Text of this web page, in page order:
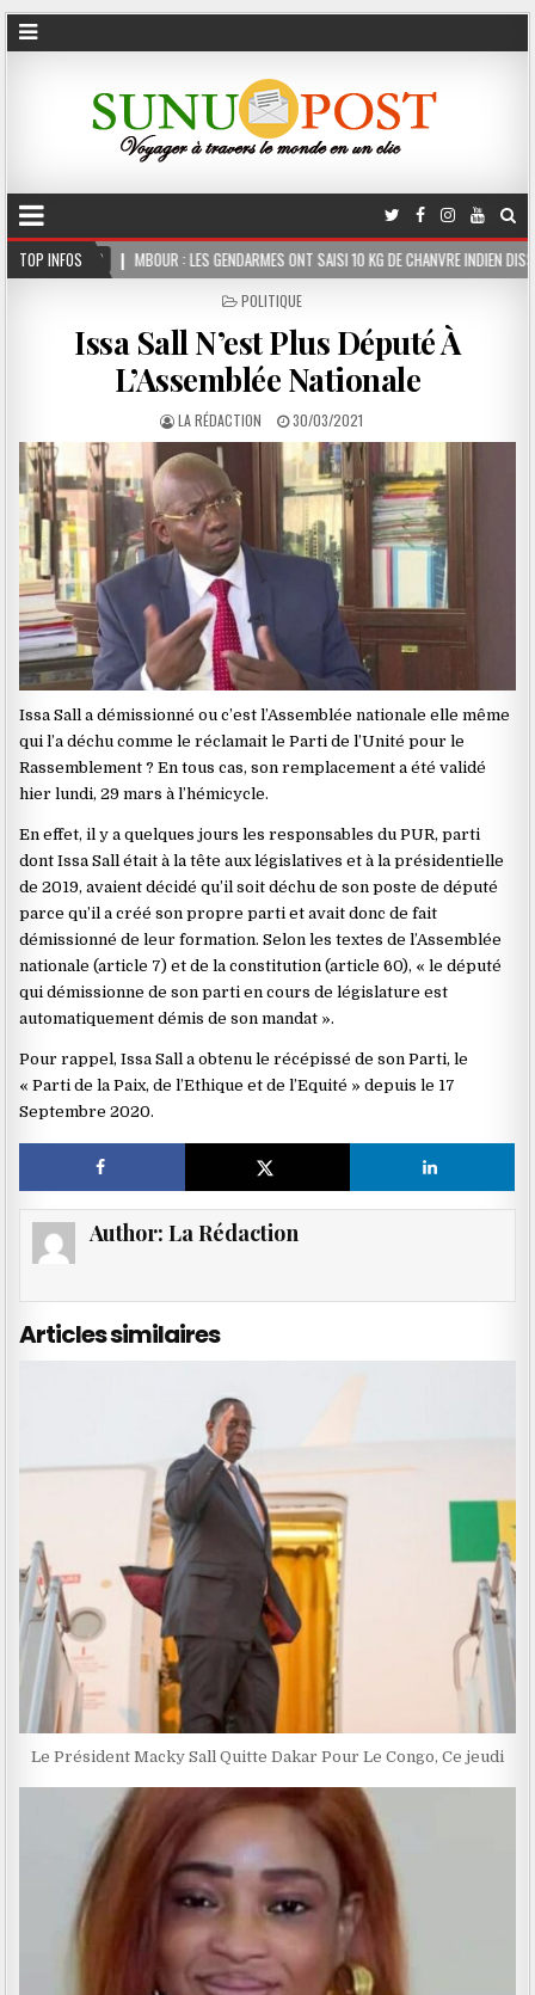
TOP INFOS
: LES GENDARMES ONT SAISI 10 KG DE CHANVRE INDIEN DISSIMULÉS DANS LE
POSTED
POLITIQUE
Issa Sall N’est Plus Député À
L’Assemblée Nationale
LA RÉDACTION 30/03/2021
Issa Sall a démissionné ou c’est l’Assemblée nationale elle même
qui l’a déchu comme le réclamait le Parti de l’Unité pour le
Rassemblement ? En tous cas, son remplacement a été validé
hier lundi, 29 mars à l’hémicycle.
En effet, il y a quelques jours les responsables du PUR, parti
dont Issa Sall était à la tête aux législatives et à la présidentielle
de 2019, avaient décidé qu’il soit déchu de son poste de député
parce qu’il a créé son propre parti et avait donc de fait
démissionné de leur formation. Selon les textes de l’Assemblée
nationale (article 7) et de la constitution (article 60), « le député
qui démissionne de son parti en cours de législature est
automatiquement démis de son mandat ».
Pour rappel, Issa Sall a obtenu le récépissé de son Parti, le
« Parti de la Paix, de l’Ethique et de l’Equité » depuis le 17
Septembre 2020.
Author: La Rédaction
Articles similaires
Le Président Macky Sall Quitte Dakar Pour Le Congo, Ce jeudi